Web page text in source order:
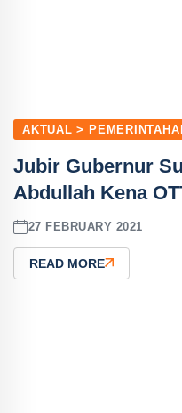
AKTUAL >
Jubir Gubernur
Abdullah Kena
27 FEBRUARY 2021
READ MORE